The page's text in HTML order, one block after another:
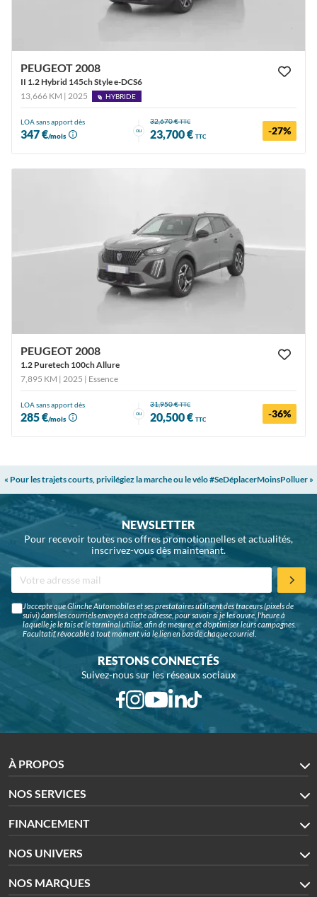
PEUGEOT 2008
II 1.2 Hybrid 145ch Style e-DCS6
13,666 KM | 2025
HYBRIDE
LOA sans apport dès
347 €/mois
ou
32,670 €TTC
23,700 € TTC -27%
PEUGEOT 2008
1.2 Puretech 100ch Allure
7,895 KM | 2025 | Essence
LOA sans apport dès
285 €/mois
ou
31,950 €TTC
20,500 € TTC -36%
« Pour les trajets courts, privilégiez la marche ou le vélo #SeDéplacerMoinsPolluer »
NEWSLETTER
Pour recevoir toutes nos offres promotionnelles et actualités,
inscrivez-vous dès maintenant.
J'accepte que Glinche Automobiles et ses prestataires utilisent des traceurs (pixels de
suivi) dans les courriels envoyés à cette adresse, pour savoir si je les ouvre, l'heure à
laquelle je le fais et le terminal utilisé, afin de mesurer et d'optimiser leurs campagnes.
Facultatif, révocable à tout moment via le lien en bas de chaque courriel.
RESTONS CONNECTÉS
Suivez-nous sur les réseaux sociaux
À PROPOS
NOS SERVICES
FINANCEMENT
NOS UNIVERS
NOS MARQUES